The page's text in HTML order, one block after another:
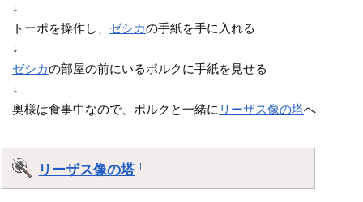
↓
トーポを操作し、 ゼシカの手紙を手に入れる
↓
ゼシカの部屋の前にいるポルクに手紙を見せる
↓
奥様は食事中なので、ポルクと一緒に リーザス像の塔へ
リーザス像の塔 †